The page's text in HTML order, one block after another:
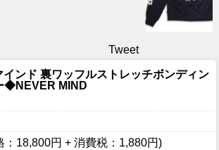
Tweet
ンド 裏ワッフルストレッチボンディン
◆NEVER MIND
：18,800円 + 消費税：1,880円)